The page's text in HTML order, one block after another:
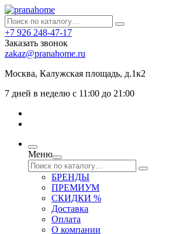
+7 926 248-47-17
Заказать звонок
zakaz@pranahome.ru
Москва, Калужская площадь, д.1к2
7 дней в неделю с 11:00 до 21:00
Меню
БРЕНДЫ
ПРЕМИУМ
СКИДКИ %
Доставка
Оплата
О компании